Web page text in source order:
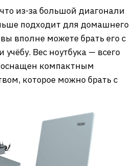
из-за большой диагонали
подходит для домашнего
вполне можете брать его с
учёбу. Вес ноутбука — всего
оснащен компактным
которое можно брать с